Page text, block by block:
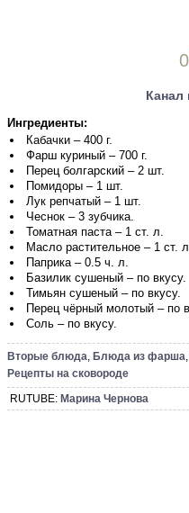
0
Канал
Ингредиенты:
Кабачки – 400 г.
Фарш куриный – 700 г.
Перец болгарский – 2 шт.
Помидоры – 1 шт.
Лук репчатый – 1 шт.
Чеснок – 3 зубчика.
Томатная паста – 1 ст. л.
Масло растительное – 1 ст.
Паприка – 0.5 ч. л.
Базилик сушеный – по вкусу.
Тимьян сушеный – по вкусу.
Перец чёрный молотый – по
Соль – по вкусу.
Вторые блюда, Блюда из фарша,
Рецепты на сковороде
RUTUBE: Марина Чернова